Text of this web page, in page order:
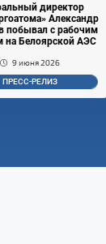
директор
Александр
побывал с рабочим
на Белоярской АЭС
9 июня 2026
ПРЕСС-РЕЛИЗ